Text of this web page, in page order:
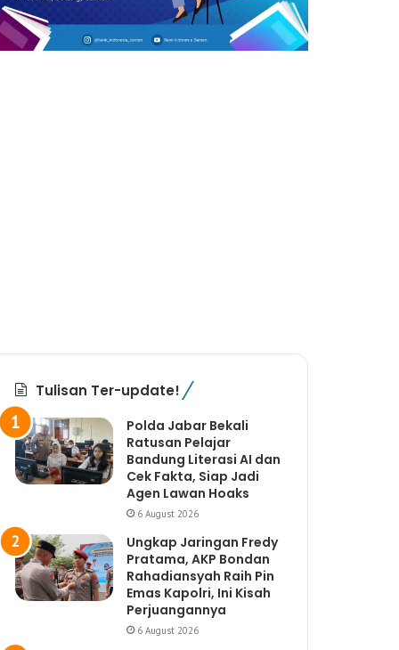
Tulisan Ter-update!
Polda Jabar Bekali
Ratusan Pelajar
Bandung Literasi AI dan
Cek Fakta, Siap Jadi
Agen Lawan Hoaks
6 August 2026
Ungkap Jaringan Fredy
Pratama, AKP Bondan
Rahadiansyah Raih Pin
Emas Kapolri, Ini Kisah
Perjuangannya
6 August 2026